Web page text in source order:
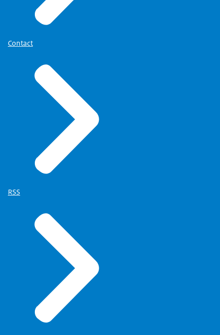
Contact
RSS